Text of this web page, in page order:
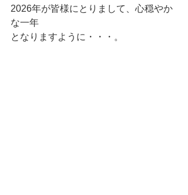
2026年が皆様にとりまして、心穏やか
な一年
となりますように・・・。